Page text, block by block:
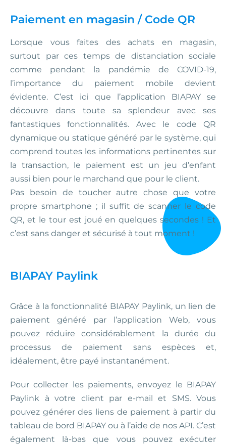
Paiement en magasin / Code QR
Lorsque vous faites des achats en magasin,
surtout par ces temps de distanciation sociale
comme pendant la pandémie de COVID-19,
l’importance du paiement mobile devient
évidente. C’est ici que l’application BIAPAY se
découvre dans toute sa splendeur avec ses
fantastiques fonctionnalités. Avec le code QR
dynamique ou statique généré par le système, qui
comprend toutes les informations pertinentes sur
la transaction, le paiement est un jeu d’enfant
aussi bien pour le marchand que pour le client.
Pas besoin de toucher autre chose que votre
propre smartphone ; il suffit de scanner le code
QR, et le tour est joué en quelques secondes ! Et
c’est sans danger et sécurisé à tout moment !
BIAPAY Paylink
Grâce à la fonctionnalité BIAPAY Paylink, un lien de
paiement généré par l’application Web, vous
pouvez réduire considérablement la durée du
processus de paiement sans espèces et,
idéalement, être payé instantanément.
Pour collecter les paiements, envoyez le BIAPAY
Paylink à votre client par e-mail et SMS. Vous
pouvez générer des liens de paiement à partir du
tableau de bord BIAPAY ou à l’aide de nos API. C’est
également là-bas que vous pouvez exécuter